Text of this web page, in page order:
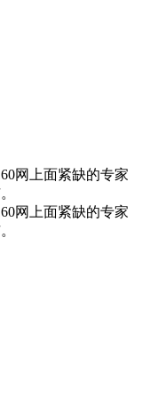
网上面紧缺的专家
网上面紧缺的专家